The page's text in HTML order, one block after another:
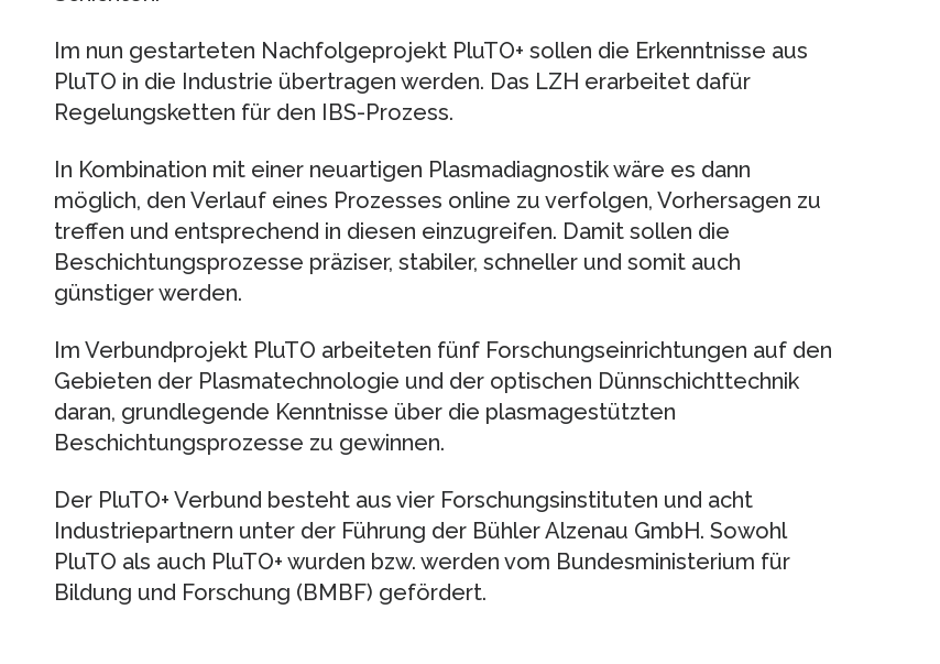
Im nun gestarteten Nachfolgeprojekt PluTO+ sollen die Erkenntnisse aus
PluTO in die Industrie übertragen werden. Das LZH erarbeitet dafür
Regelungsketten für den IBS-Prozess.
In Kombination mit einer neuartigen Plasmadiagnostik wäre es dann
möglich, den Verlauf eines Prozesses online zu verfolgen, Vorhersagen zu
treffen und entsprechend in diesen einzugreifen. Damit sollen die
Beschichtungsprozesse präziser, stabiler, schneller und somit auch
günstiger werden.
Im Verbundprojekt PluTO arbeiteten fünf Forschungseinrichtungen auf den
Gebieten der Plasmatechnologie und der optischen Dünnschichttechnik
daran, grundlegende Kenntnisse über die plasmagestützten
Beschichtungsprozesse zu gewinnen.
Der PluTO+ Verbund besteht aus vier Forschungsinstituten und acht
Industriepartnern unter der Führung der Bühler Alzenau GmbH. Sowohl
PluTO als auch PluTO+ wurden bzw. werden vom Bundesministerium für
Bildung und Forschung (BMBF) gefördert.